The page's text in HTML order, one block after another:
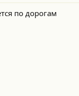
по дорогам